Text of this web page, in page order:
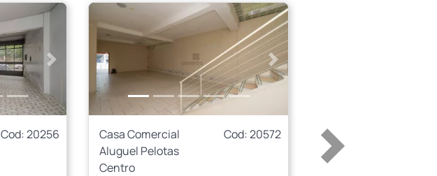
Próximo
Cod: 20256
Anterior Próximo
Casa Comercial
Cod: 20572
Aluguel Pelotas
Centro